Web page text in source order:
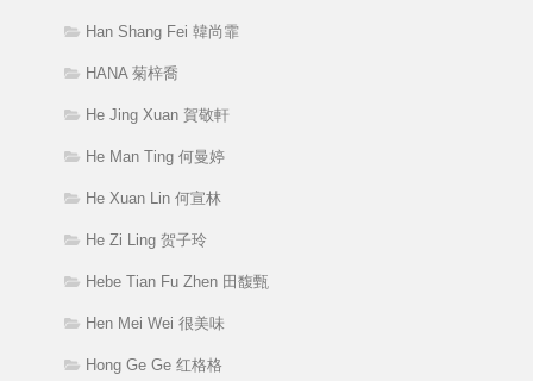
Han Shang Fei 韓尚霏
HANA 菊梓喬
He Jing Xuan 賀敬軒
He Man Ting 何曼婷
He Xuan Lin 何宣林
He Zi Ling 贺子玲
Hebe Tian Fu Zhen 田馥甄
Hen Mei Wei 很美味
Hong Ge Ge 红格格